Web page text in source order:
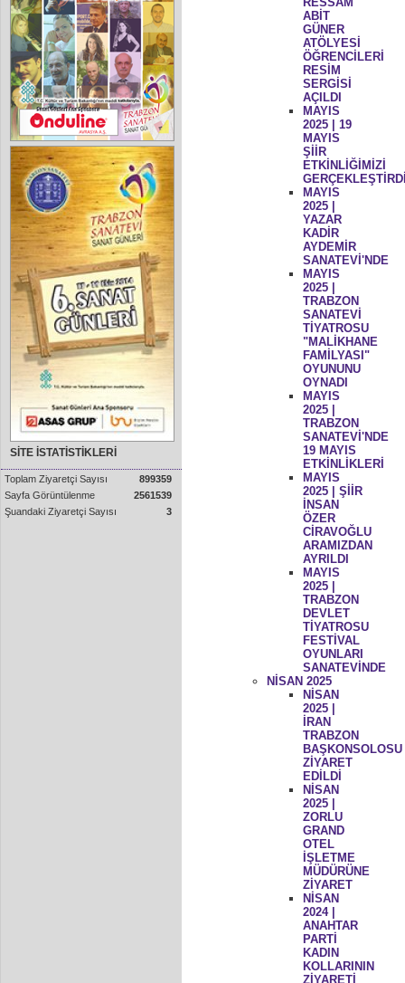
SİTE İSTATİSTİKLERİ
Toplam Ziyaretçi Sayısı
899359
Sayfa Görüntülenme
2561539
Şuandaki Ziyaretçi Sayısı
3
ABİT
GÜNER
ATÖLYESİ
ÖĞRENCİLERİ
RESİM
SERGİSİ
AÇILDI
MAYIS
2025 | 19
MAYIS
ŞİİR
ETKİNLİĞİMİZİ
MAYIS
2025 |
YAZAR
KADİR
AYDEMİR
SANATEVİ'NDE
MAYIS
2025 |
TRABZON
SANATEVİ
TİYATROSU
"MALİKHANE
FAMİLYASI"
OYUNUNU
OYNADI
MAYIS
2025 |
TRABZON
SANATEVİ'NDE
19 MAYIS
ETKİNLİKLERİ
MAYIS
2025 | ŞİİR
İNSAN
ÖZER
CİRAVOĞLU
ARAMIZDAN
AYRILDI
MAYIS
2025 |
TRABZON
DEVLET
TİYATROSU
FESTİVAL
OYUNLARI
SANATEVİNDE
NİSAN 2025
NİSAN
2025 |
İRAN
TRABZON
BAŞKONSOLOSU
ZİYARET
EDİLDİ
NİSAN
2025 |
ZORLU
GRAND
OTEL
İŞLETME
MÜDÜRÜNE
ZİYARET
NİSAN
2024 |
ANAHTAR
PARTİ
KADIN
KOLLARININ
ZİYARETİ